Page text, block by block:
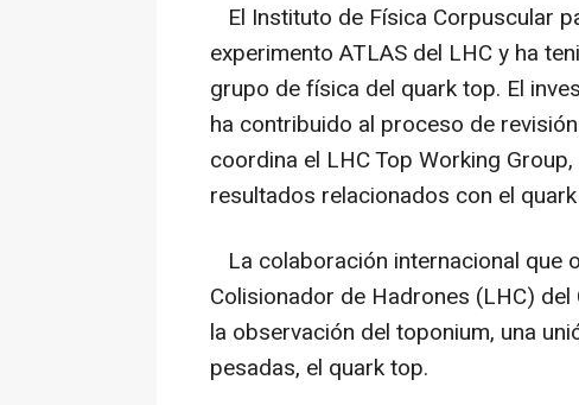
El Instituto de Física Corpuscular
experimento ATLAS del LHC y ha
grupo de física del quark top. El
ha contribuido al proceso de
coordina el LHC Top Working
resultados relacionados con el
La colaboración internacional que
Colisionador de Hadrones (LHC)
la observación del toponium, una
pesadas, el quark top.